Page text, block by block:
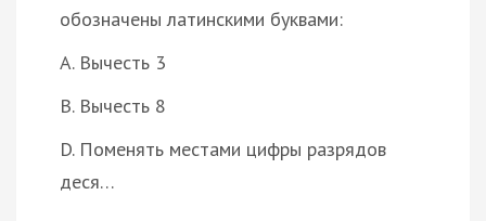
обозначены латинскими буквами:
A. Вычесть 3
B. Вычесть 8
D. Поменять местами цифры разрядов
деся…